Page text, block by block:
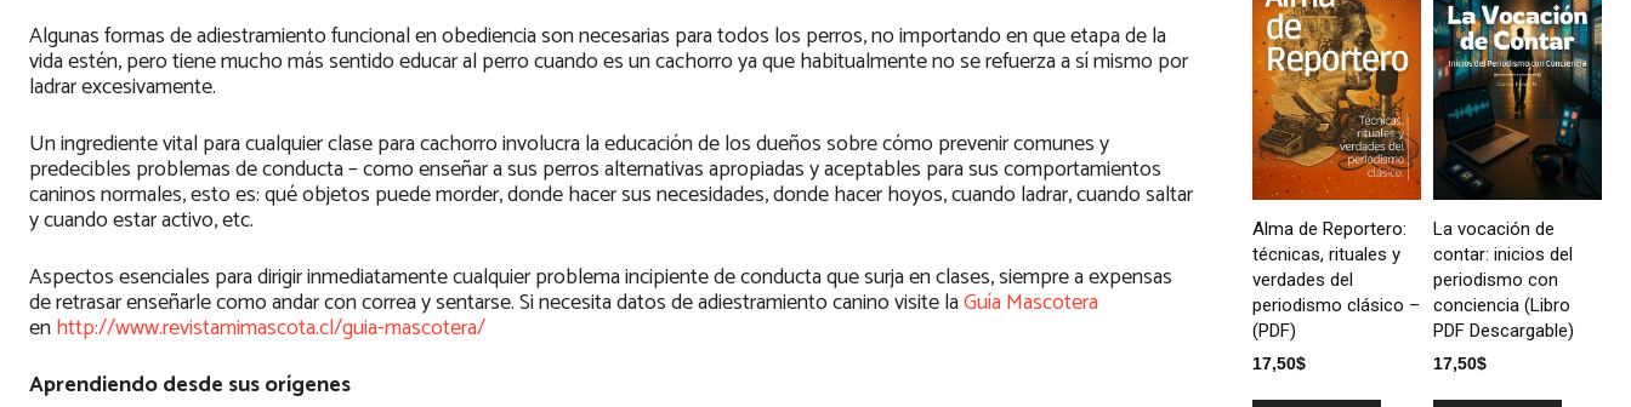
Algunas formas de adiestramiento funcional en obediencia son necesarias para todos los perros, no importando en que etapa de la
vida estén, pero tiene mucho más sentido educar al perro cuando es un cachorro ya que habitualmente no se refuerza a sí mismo por
ladrar excesivamente.
Un ingrediente vital para cualquier clase para cachorro involucra la educación de los dueños sobre cómo prevenir comunes y
predecibles problemas de conducta – como enseñar a sus perros alternativas apropiadas y aceptables para sus comportamientos
caninos normales, esto es: qué objetos puede morder, donde hacer sus necesidades, donde hacer hoyos, cuando ladrar, cuando saltar
y cuando estar activo, etc.
Aspectos esenciales para dirigir inmediatamente cualquier problema incipiente de conducta que surja en clases, siempre a expensas
de retrasar enseñarle como andar con correa y sentarse. Si necesita datos de adiestramiento canino visite laGuía Mascotera
enhttp://www.revistamimascota.cl/guia-mascotera/
Aprendiendo desde sus orígenes
Alma de Reportero:
técnicas, rituales y
verdades del
periodismo clásico –
(PDF)
17,50$
La vocación de
contar: inicios del
periodismo con
conciencia (Libro
PDF Descargable)
17,50$